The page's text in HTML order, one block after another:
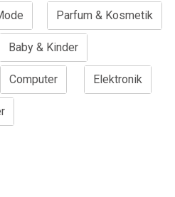
Parfum & Kosmetik
Baby & Kinder
Computer Elektronik